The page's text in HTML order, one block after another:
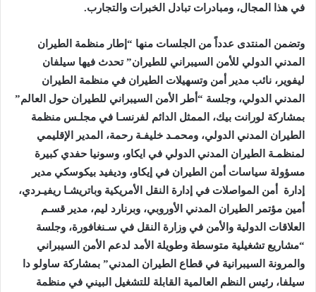
في هذا المجال، ومبادرات تبادل الخبرات والتجارب.
وتضمن المنتدى عدداً من الجلسات منها “إطار منظمة الطيران
المدني الدولي للأمن السيبراني للطيران” تحدث فيها سيلفان
ليفوير، نائب مدير أمن وتسهيلات الطيران في منظمة الطيران
المدني الدولي، وجلسة “أطر الأمن السيبراني للطيران حول العالم”
بمشاركة لورانت بيك، الممثل الدائم لفرنسـا في مجلـس منظمة
الطيران المدني الدولي، ومحمـد خليفـة رحمة، المدير الإقليمي
لمنظمـة الطيران المدني الدولي في ايكاو، وسونيا حفدي كبيرة
مسؤولة سياسات أمن الطيران في إيكاو، وديفيد بيكوسكي مدير
إدارة أمن المواصلات في إدارة النقل الأمريكية وباتريشـا ريفيـردي،
أمين مؤتمر الطيران المدني الأوروبي، وبرنارد ليم، مدير قسـم
العلاقات الدولية والأمن في وزارة النقل في سـنغافورة، وجلسة
“مشاريع تشغيلية متوسطة وطويلة الأمد لدعم الأمن السيبراني
والمرونة السيبرانية في قطاع الطيران المدني” بمشاركة ساولو دا
سيلفا، رئيس النظم العالمية القابلة للتشغيل البيني في منظمة